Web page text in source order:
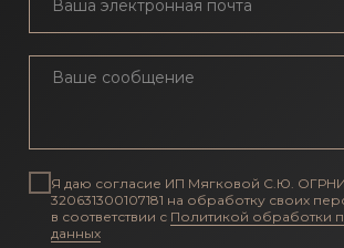
Я даю согласие ИП Мягковой С.Ю.
320631300107181 на обработку своих
в соответствии с Политикой обработки
данных